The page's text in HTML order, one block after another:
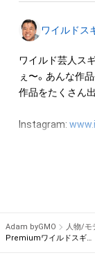
◆本アイテムに
・本アイテムに関
ロゴ等を含みま
産権（著作権、特
を出願する権利を
ます。そのため
ムに関する創作
変、配布、逆コ
ワイルドス
ワイルド芸人ス
ぇ〜。あんな作
作品をたくさん
Instagram:
Adam byGMO 人物/モ
Premiumワイルドスギちゃん No.00001